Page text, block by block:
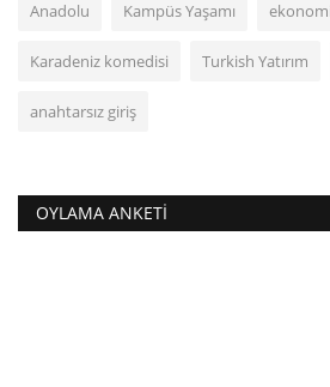
Anadolu Kampüs Yaşamı
Karadeniz komedisi Turkish Yatırım
anahtarsız giriş
OYLAMA ANKETI